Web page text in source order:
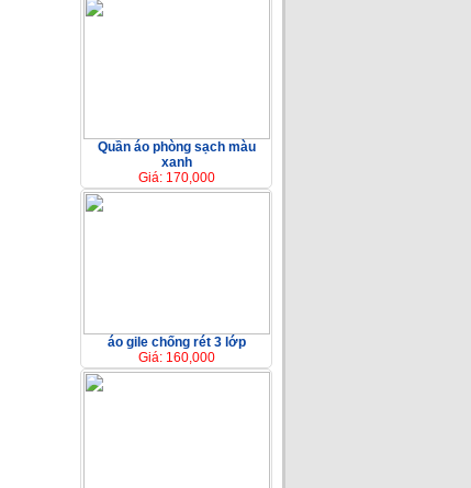
Quần áo phòng sạch màu
xanh
Giá: 170,000
áo gile chống rét 3 lớp
Giá: 160,000